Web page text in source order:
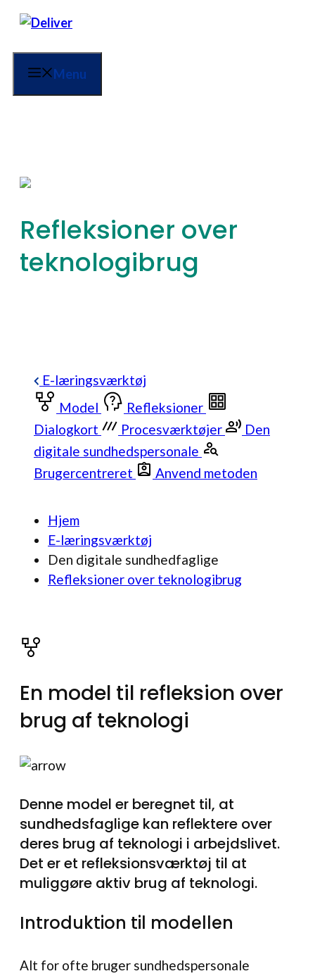
Menu
Refleksioner over
teknologibrug
E-læringsværktøj
Model
Refleksioner
Dialogkort
Procesværktøjer
Den
digitale sundhedspersonale
Brugercentreret
Anvend metoden
Hjem
E-læringsværktøj
Den digitale sundhedfaglige
Refleksioner over teknologibrug
En model til refleksion over
brug af teknologi
Denne model er beregnet til, at
sundhedsfaglige kan reflektere over
deres brug af teknologi i arbejdslivet.
Det er et refleksionsværktøj til at
muliggøre aktiv brug af teknologi.
Introduktion til modellen
Alt for ofte bruger sundhedspersonale